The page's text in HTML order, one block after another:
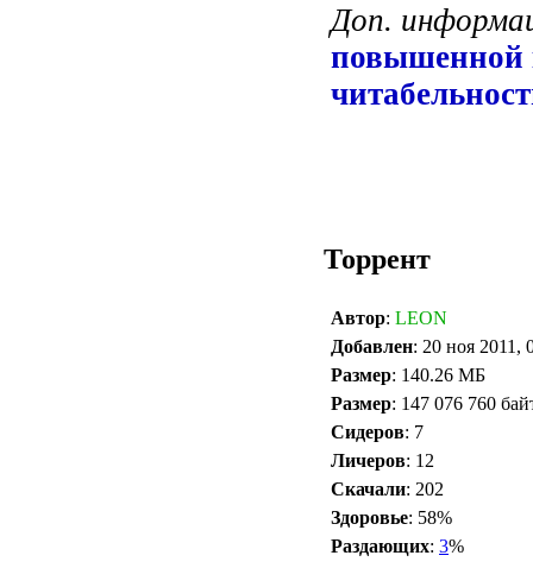
Доп.
повышенной
Торрент
Автор: LEON
Добавлен: 20 ноя 2011,
Размер: 140.26 МБ
Размер: 147 076 760
Сидеров: 7
Личеров: 12
Скачали: 202
Здоровье: 58%
Раздающих: 3%